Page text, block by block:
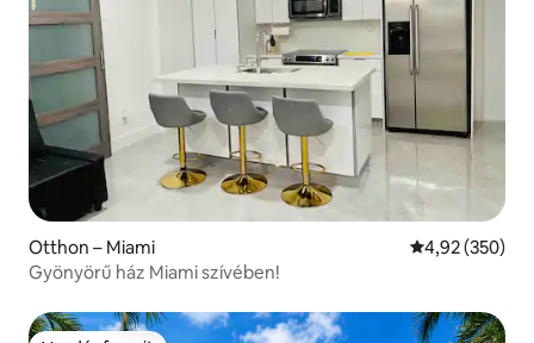
Otthon – Miami Átlagos
4,92 (350)
Gyönyörű ház Miami szívében!